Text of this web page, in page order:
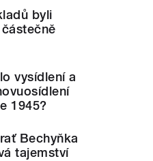
byli
vysídlení a
1945?
Bechyňka
tajemství